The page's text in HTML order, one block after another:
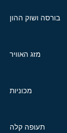
בורסה ושוק ההון
מזג האוויר
מכוניות
תעופה קלה